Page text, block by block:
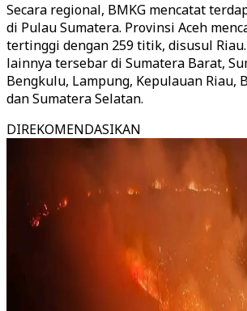
Secara regional, BMKG mencatat
di Pulau Sumatera. Provinsi Aceh
tertinggi dengan 259 titik, disusul
lainnya tersebar di Sumatera Barat,
Bengkulu, Lampung, Kepulauan Riau,
dan Sumatera Selatan.
DIREKOMENDASIKAN